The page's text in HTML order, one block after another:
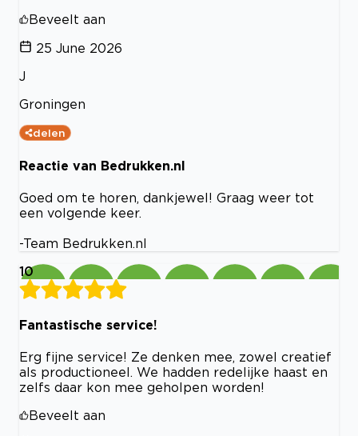
Beveelt aan
25 June 2026
J
Groningen
delen
Reactie van Bedrukken.nl
Goed om te horen, dankjewel! Graag weer tot
een volgende keer.
-Team Bedrukken.nl
10
Fantastische service!
Erg fijne service! Ze denken mee, zowel creatief
als productioneel. We hadden redelijke haast en
zelfs daar kon mee geholpen worden!
Beveelt aan